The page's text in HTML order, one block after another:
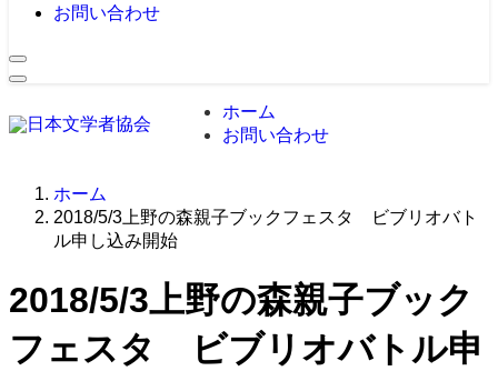
お問い合わせ
ホーム
お問い合わせ
ホーム
2018/5/3上野の森親子ブックフェスタ ビブリオバト
ル申し込み開始
2018/5/3上野の森親子ブック
フェスタ ビブリオバトル申